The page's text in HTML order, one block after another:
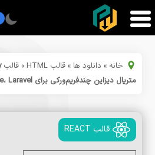
خانه » دانلود ها »قالب HTML »قالب REACT
متریال دیزاین چندفریم‌ورکی برای Vue، Laravel و Angular
قالب REACT